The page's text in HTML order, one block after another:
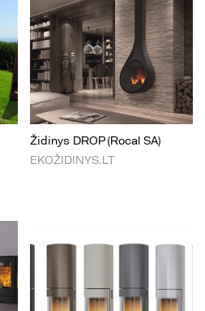
Židinys DROP (Rocal SA)
EKOŽIDINYS.LT